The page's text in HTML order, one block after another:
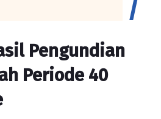
Pengundian
Periode 40